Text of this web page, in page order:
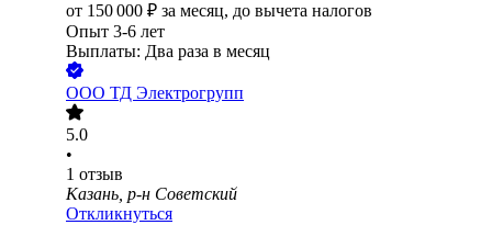
от 150 000 ₽ за месяц, до вычета налогов
Опыт 3-6 лет
Выплаты: Два раза в месяц
ООО ТД Электрогрупп
5.0
•
1 отзыв
Казань, р-н Советский
Откликнуться